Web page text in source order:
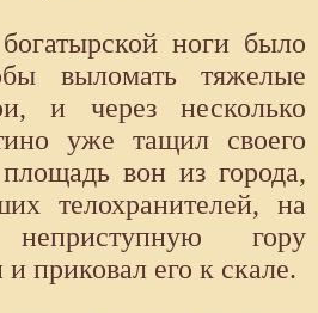
ноги было
выломать тяжелые
и через несколько
уже тащил своего
вон из города,
телохранителей, на
гору
приковал его к скале.